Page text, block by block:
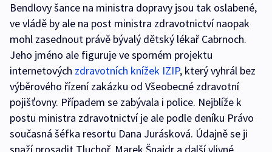
Bendlovy šance na ministra dopravy jsou tak oslabené,
ve vládě by ale na post ministra zdravotnictví naopak
mohl zasednout právě bývalý dětský lékař Cabrnoch.
Jeho jméno ale figuruje ve sporném projektu
internetových zdravotních knížek IZIP, který vyhrál bez
výběrového řízení zakázku od Všeobecné zdravotní
pojišťovny. Případem se zabývala i police. Nejblíže k
postu ministra zdravotnictví je ale podle deníku Právo
současná šéfka resortu Dana Jurásková. Údajně se ji